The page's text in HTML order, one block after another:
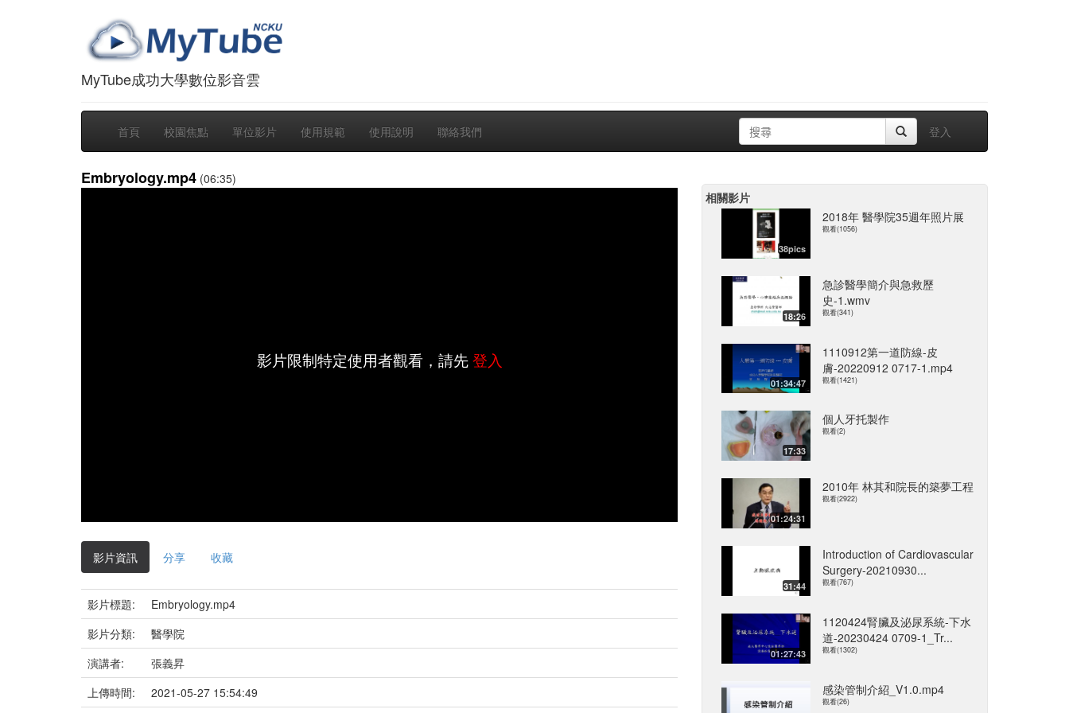
MyTube成功大學數位影音雲
首頁 校園焦點 單位影片 使用規範 使用說明 聯絡我們 登入
Embryology.mp4 (06:35)
影片限制特定使用者觀看，請先登入
影片資訊 分享 收藏
影片標題:
Embryology.mp4
影片分類:
醫學院
演講者:
張義昇
上傳時間:
2021-05-27 15:54:49
相關影片
38pics
2018年 醫學院35週年照片展
觀看(1056)
18:26
急診醫學簡介與急救歷
史-1.wmv
觀看(341)
01:34:47
1110912第一道防線-皮
膚-20220912 0717-1.mp4
觀看(1421)
17:33
個人牙托製作
觀看(2)
01:24:31
2010年 林其和院長的築夢工程
觀看(2922)
31:44
Introduction of Cardiovascular
Surgery-20210930...
觀看(767)
01:27:43
1120424腎臟及泌尿系統-下水
道-20230424 0709-1_Tr...
觀看(1302)
感染管制介紹_V1.0.mp4
觀看(26)